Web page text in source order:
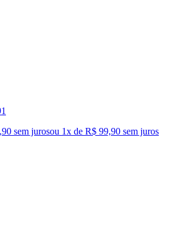
sem jurosou 1x de R$ 99,90 sem juros